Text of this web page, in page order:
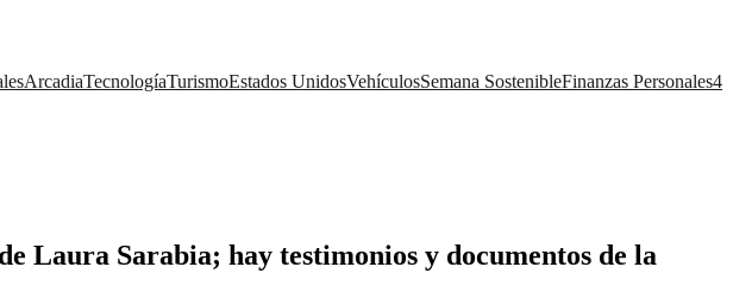
ArcadiaTecnologíaTurismoEstados UnidosVehículosSemana SostenibleFinanzas Personales4
Laura Sarabia; hay testimonios y documentos de la